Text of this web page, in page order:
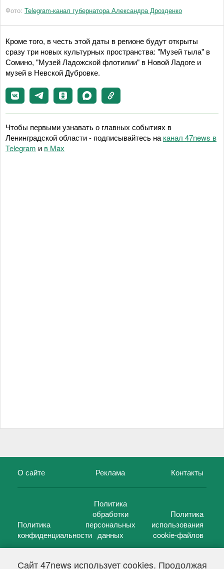
Сайт 47news использует cookies. Продолжая
Фото: Telegram-канал губернатора Александра Дрозденко
Кроме того, в честь этой даты в регионе будут открыты
сразу три новых культурных пространства: "Музей тыла" в
Сомино, "Музей Ладожской флотилии" в Новой Ладоге и
музей в Невской Дубровке.
Чтобы первыми узнавать о главных событиях в
Ленинградской области - подписывайтесь на канал 47news в
Telegram и в Maх
О сайте Реклама Контакты
Политика
конфиденциальности
Политика
обработки
персональных
данных
Политика
использования
cookie-файлов